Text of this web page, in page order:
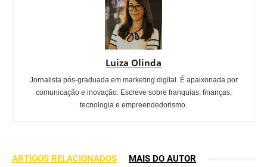
Luiza Olinda
Jornalista pós-graduada em marketing digital. É apaixonada por
comunicação e inovação. Escreve sobre franquias, finanças,
tecnologia e empreendedorismo.
ARTIGOS RELACIONADOS MAIS DO AUTOR